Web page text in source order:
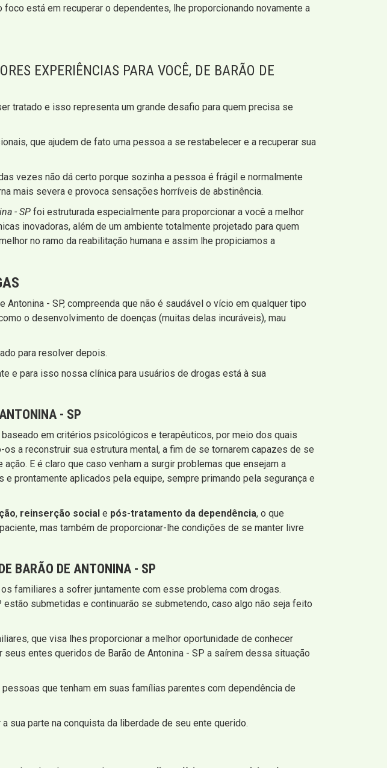
foco está em recuperar o dependentes, lhe proporcionando novamente a
EXPERIÊNCIAS PARA VOCÊ, DE BARÃO DE
tratado e isso representa um grande desafio para quem precisa se
que ajudem de fato uma pessoa a se restabelecer e a recuperar sua
vezes não dá certo porque sozinha a pessoa é frágil e normalmente
mais severa e provoca sensações horríveis de abstinência.
- SP foi estruturada especialmente para proporcionar a você a melhor
inovadoras, além de um ambiente totalmente projetado para quem
no ramo da reabilitação humana e assim lhe propiciamos a
- SP, compreenda que não é saudável o vício em qualquer tipo
o desenvolvimento de doenças (muitas delas incuráveis), mau
para resolver depois.
e para isso nossa clínica para usuários de drogas está à sua
- SP
em critérios psicológicos e terapêuticos, por meio dos quais
a reconstruir sua estrutura mental, a fim de se tornarem capazes de se
E é claro que caso venham a surgir problemas que ensejam a
prontamente aplicados pela equipe, sempre primando pela segurança e
, reinserção social e pós-tratamento da dependência, o que
mas também de proporcionar-lhe condições de se manter livre
BARÃO DE ANTONINA - SP
familiares a sofrer juntamente com esse problema com drogas.
submetidas e continuarão se submetendo, caso algo não seja feito
que visa lhes proporcionar a melhor oportunidade de conhecer
entes queridos de Barão de Antonina - SP a saírem dessa situação
que tenham em suas famílias parentes com dependência de
sua parte na conquista da liberdade de seu ente querido.